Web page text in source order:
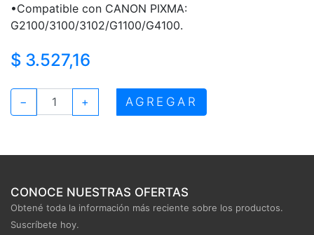
•Compatible con CANON PIXMA:
G2100/3100/3102/G1100/G4100.
$ 3.527,16
− + AGREGAR
CONOCE NUESTRAS OFERTAS
Obtené toda la información más reciente sobre los productos.
Suscríbete hoy.